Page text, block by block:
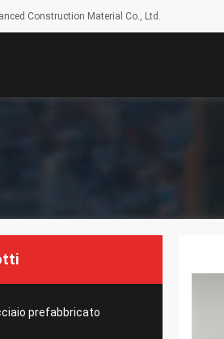
Construction Material Co., Ltd.
prefabbricato